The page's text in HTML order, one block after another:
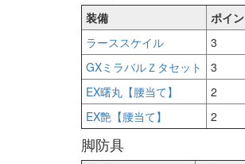
装備 ポイ
ラーススケイル
3
GXミラバルＺタセット
3
EX曙丸【腰当て】
2
EX艶【腰当て】
2
脚防具